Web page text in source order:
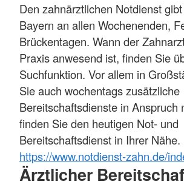
Den zahnärztlichen Notdienst
Bayern an allen Wochenenden,
Brückentagen. Wann der
Praxis anwesend ist, finden Sie
Suchfunktion. Vor allem in
Sie auch wochentags zusätzliche
Bereitschaftsdienste in Anspruch
finden Sie den heutigen Not- und
Bereitschaftsdienst in Ihrer Nähe.
https://www.notdienst-zahn.de/
Ärztlicher